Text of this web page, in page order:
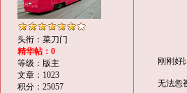
头衔：菜刀门
精华帖：0
等级：版主
文章：1023
积分：25057
刚刚好比
无法忽视